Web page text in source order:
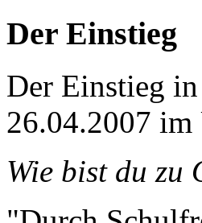
Der Einstieg
Der Einstieg
26.04.2007
Wie bist du zu